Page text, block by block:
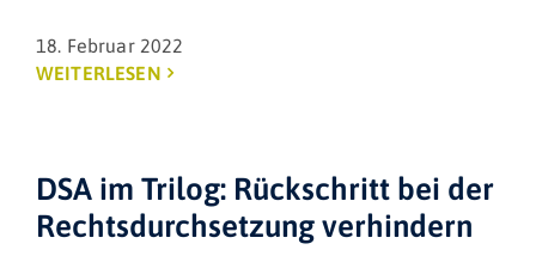
18. Februar 2022
WEITERLESEN
DSA im Trilog: Rückschritt bei der
Rechtsdurchsetzung verhindern